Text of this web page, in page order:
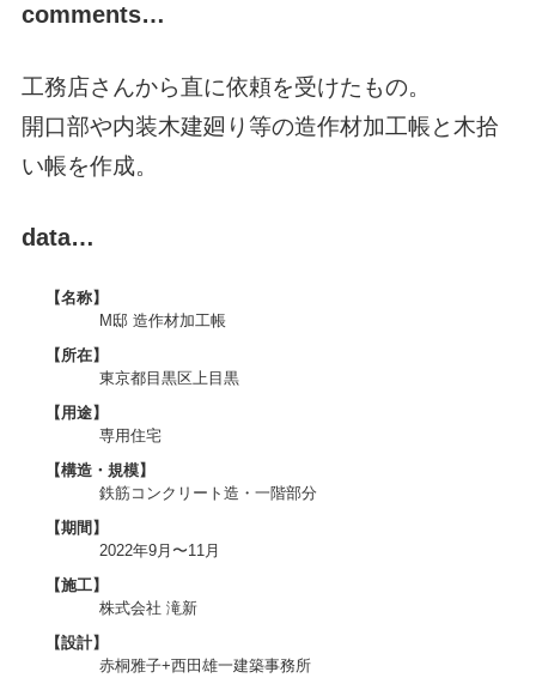
comments…
工務店さんから直に依頼を受けたもの。
開口部や内装木建廻り等の造作材加工帳と木拾
い帳を作成。
data…
【名称】
M邸 造作材加工帳
【所在】
東京都目黒区上目黒
【用途】
専用住宅
【構造・規模】
鉄筋コンクリート造・一階部分
【期間】
2022年9月〜11月
【施工】
株式会社 滝新
【設計】
赤桐雅子+西田雄一建築事務所